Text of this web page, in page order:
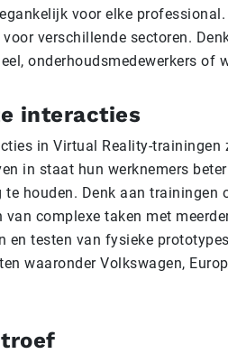
voor elke
verschillende sectoren.
onderhoudsmedewerkers of
interacties
in Virtual Reality-
in staat hun werknemers
te houden. Denk aan
van complexe taken met
en testen van fysieke
waaronder Volkswagen,